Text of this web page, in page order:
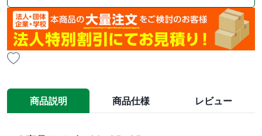
商品説明 商品仕様 レビュー